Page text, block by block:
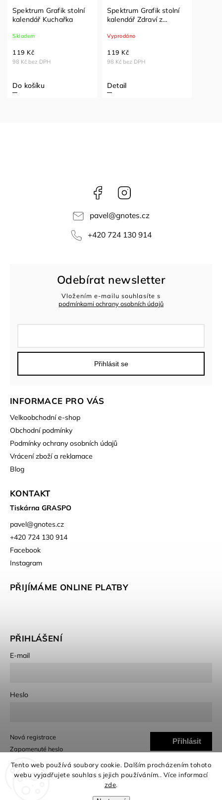
Tento web používá soubory cookie. Dalším procházením tohoto
webu vyjadřujete souhlas s jejich používáním.. Více informací
zde.
Spektrum Grafik stolní
kalendář Kuchařka
Skladem
98 Kč bez DPH
119 Kč
Do košíku
Spektrum Grafik stolní
kalendář Zdraví z
Vyprodáno
98 Kč bez DPH
119 Kč
Detail
Facebook
pavel@gnotes.cz
+420 724 130 914
INFORMACE PRO VÁS
Velkoobchodní e-shop
Obchodní podmínky
Podmínky ochrany osobních údajů
Vrácení zboží a reklamace
Blog
KONTAKT
Tiskárna GRASPO
pavel@gnotes.cz
+420 724 130 914
Facebook
Instagram
PŘIJÍMÁME ONLINE PLATBY
PŘIHLÁŠENÍ
E-mail
Heslo
Přihlásit
Nová registrace
Zapomenuté heslo
Odebírat newsletter
Vložením e-mailu souhlasíte s
podmínkami ochrany osobních údajů
Přihlásit se